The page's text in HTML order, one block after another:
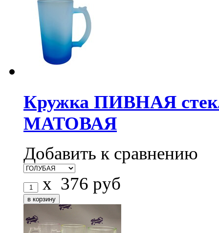
Кружка ПИВНАЯ
МАТОВАЯ
Добавить к сравнению
x 376 руб